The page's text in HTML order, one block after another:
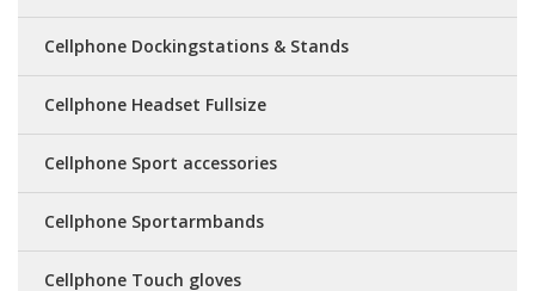
Cellphone Dockingstations & Stands
Cellphone Headset Fullsize
Cellphone Sport accessories
Cellphone Sportarmbands
Cellphone Touch gloves